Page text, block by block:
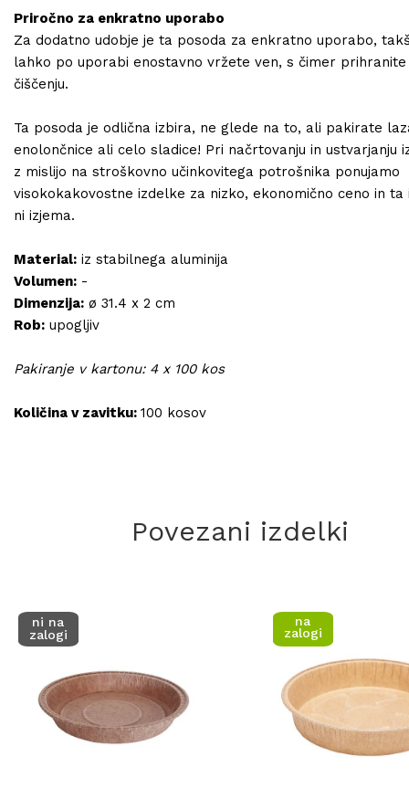
Priročno za enkratno uporabo
Za dodatno udobje je ta posoda za enkratno uporabo,
lahko po uporabi enostavno vržete ven, s čimer
čiščenju.
Ta posoda je odlična izbira, ne glede na to, ali pakirate
enolončnice ali celo sladice! Pri načrtovanju in ustvarjanju
z mislijo na stroškovno učinkovitega potrošnika ponujamo
visokokakovostne izdelke za nizko, ekonomično ceno in ta
ni izjema.
Material: iz stabilnega aluminija
Volumen: -
Dimenzija: ø 31.4 x 2 cm
Rob: upogljiv
Pakiranje v kartonu: 4 x 100 kos
Količina v zavitku: 100 kosov
Povezani izdelki
ni na
zalogi
na
zalogi